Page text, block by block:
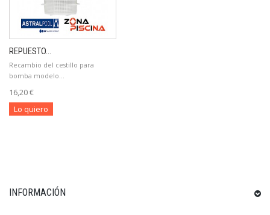
REPUESTO...
Recambio del cestillo para
bomba modelo...
16,20 €
Lo quiero
INFORMACIÓN